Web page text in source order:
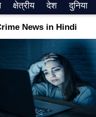
क्षेत्रीय देश दुनिया
News in Hindi